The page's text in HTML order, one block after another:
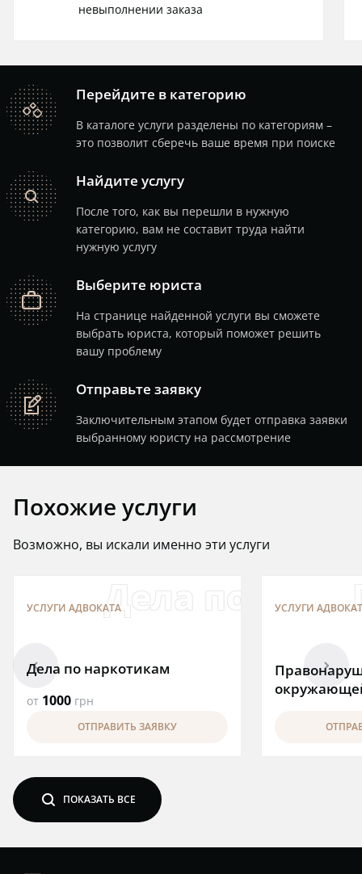
невыполнении заказа
catalog
Перейдите в категорию
В каталоге услуги разделены по категориям –
это позволит сберечь ваше время при поиске
search
Найдите услугу
После того, как вы перешли в нужную
категорию, вам не составит труда найти
нужную услугу
job
Выберите юриста
На странице найденной услуги вы сможете
выбрать юриста, который поможет решить
вашу проблему
note
Отправьте заявку
Заключительным этапом будет отправка заявки
выбранному юристу на рассмотрение
Похожие услуги
Возможно, вы искали именно эти услуги
УСЛУГИ АДВОКАТАДела по
Дела по наркотикам
от 1000 грн
ОТПРАВИТЬ ЗАЯВКУ
УСЛУГИ
arrowleft arrowright
search ПОКАЗАТЬ ВСЕ